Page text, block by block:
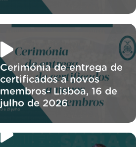
Cerimónia de entrega de
certificados a novos
membros- Lisboa, 16 de
julho de 2026